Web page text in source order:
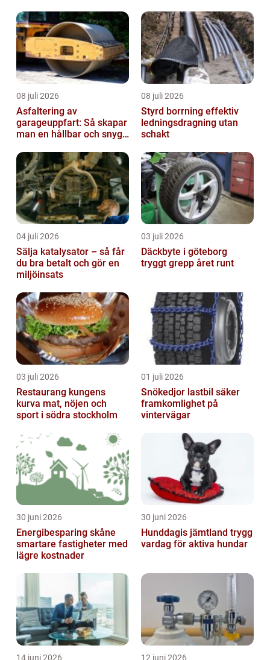
08 juli 2026
Asfaltering av
garageuppfart: Så skapar
man en hållbar och snygg
08 juli 2026
Styrd borrning effektiv
ledningsdragning utan
schakt
04 juli 2026
Sälja katalysator – så får
du bra betalt och gör en
miljöinsats
03 juli 2026
Däckbyte i göteborg
tryggt grepp året runt
03 juli 2026
Restaurang kungens
kurva mat, nöjen och
sport i södra stockholm
01 juli 2026
Snökedjor lastbil säker
framkomlighet på
vintervägar
30 juni 2026
Energibesparing skåne
smartare fastigheter med
lägre kostnader
30 juni 2026
Hunddagis jämtland trygg
vardag för aktiva hundar
14 juni 2026 12 juni 2026